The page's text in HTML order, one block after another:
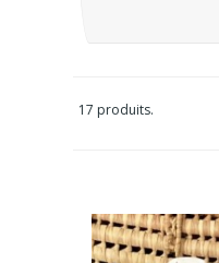
17 produits.